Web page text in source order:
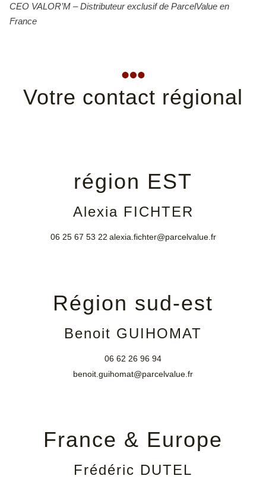
CEO VALOR’M – Distributeur exclusif de ParcelValue en
France
Votre contact régional
région EST
Alexia FICHTER
06 25 67 53 22 alexia.fichter@parcelvalue.fr
Région sud-est
Benoit GUIHOMAT
06 62 26 96 94
benoit.guihomat@parcelvalue.fr
France & Europe
Frédéric DUTEL